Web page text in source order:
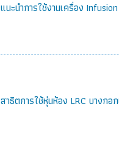
แนะนำการใช้งานเครื่อง
สาธิตการใช้หุ่นห้อง LRC บางกอ